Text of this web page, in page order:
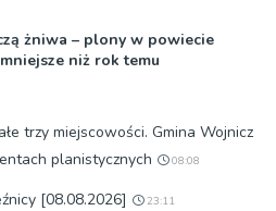
żniwa – plony w powiecie
niż rok temu
trzy miejscowości. Gmina Wojnicz
planistycznych
08:08
[08.08.2026] 23:11